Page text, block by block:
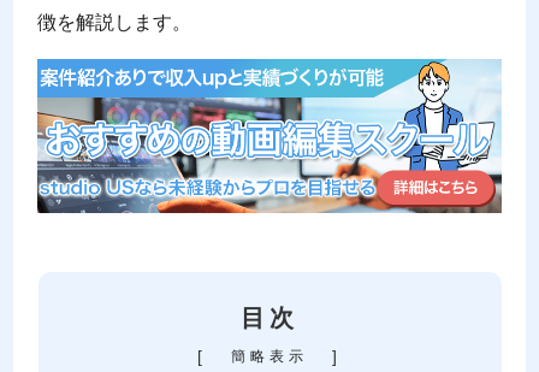
徴を解説します。
目次
[ 簡略表示 ]